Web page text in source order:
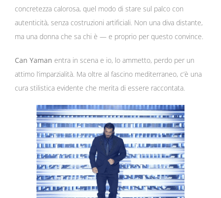
concretezza calorosa, quel modo di stare sul palco con
autenticità, senza costruzioni artificiali. Non una diva distante,
ma una donna che sa chi è — e proprio per questo convince.
Can Yaman entra in scena e io, lo ammetto, perdo per un
attimo l’imparzialità. Ma oltre al fascino mediterraneo, c’è una
cura stilistica evidente che merita di essere raccontata.